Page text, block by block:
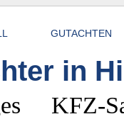
GUTACHTEN
in
KFZ-